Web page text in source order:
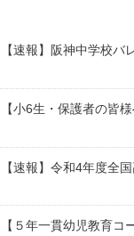
【速報】阪神中学校バ
【小6生・保護者の皆
【速報】令和4年度全
【５年一貫幼児教育コ